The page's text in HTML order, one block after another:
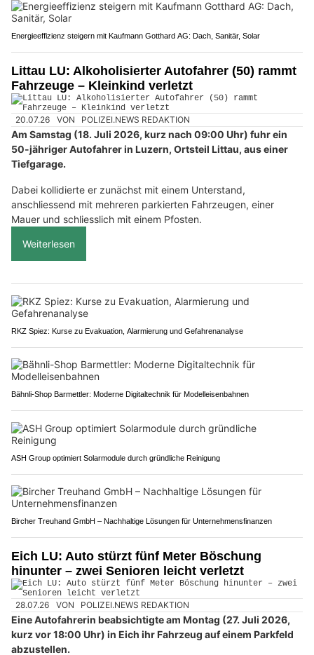
Energieeffizienz steigern mit Kaufmann Gotthard AG: Dach, Sanitär, Solar
Littau LU: Alkoholisierter Autofahrer (50) rammt
Fahrzeuge – Kleinkind verletzt
20.07.26 VON POLIZEI.NEWS REDAKTION
Am Samstag (18. Juli 2026, kurz nach 09:00 Uhr) fuhr ein
50-jähriger Autofahrer in Luzern, Ortsteil Littau, aus einer
Tiefgarage.
Dabei kollidierte er zunächst mit einem Unterstand,
anschliessend mit mehreren parkierten Fahrzeugen, einer
Mauer und schliesslich mit einem Pfosten.
Weiterlesen
RKZ Spiez: Kurse zu Evakuation, Alarmierung und Gefahrenanalyse
Bähnli-Shop Barmettler: Moderne Digitaltechnik für Modelleisenbahnen
ASH Group optimiert Solarmodule durch gründliche Reinigung
Bircher Treuhand GmbH – Nachhaltige Lösungen für Unternehmensfinanzen
Eich LU: Auto stürzt fünf Meter Böschung
hinunter – zwei Senioren leicht verletzt
28.07.26 VON POLIZEI.NEWS REDAKTION
Eine Autofahrerin beabsichtigte am Montag (27. Juli 2026,
kurz vor 18:00 Uhr) in Eich ihr Fahrzeug auf einem Parkfeld
abzustellen.